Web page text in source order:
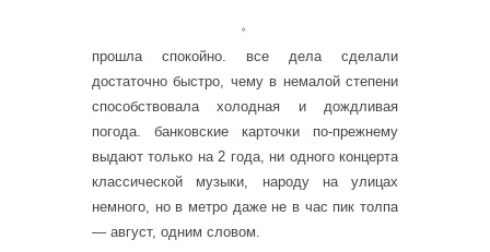
。
прошла спокойно. все дела сделали
достаточно быстро, чему в немалой степени
способствовала холодная и дождливая
погода. банковские карточки по-прежнему
выдают только на 2 года, ни одного концерта
классической музыки, народу на улицах
немного, но в метро даже не в час пик толпа
— август, одним словом.